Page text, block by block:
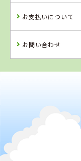
詳 細
詳 細
4位
福井県
お支払いについて
お問い合わせ